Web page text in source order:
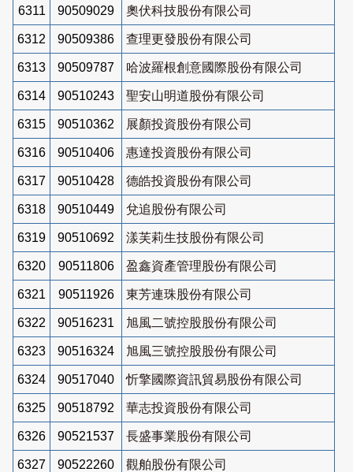
6311 90509029 奧伏科技股份有限公司
6312 90509386 查理更發股份有限公司
6313 90509787 哈波羅根創意國際股份有限公司
6314 90510243 聖安山明道股份有限公司
6315 90510362 展顏投資股份有限公司
6316 90510406 惠達投資股份有限公司
6317 90510428 德皓投資股份有限公司
6318 90510449 兌追股份有限公司
6319 90510692 漾芙莉生技股份有限公司
6320 90511806 盈鑫資產管理股份有限公司
6321 90511926 東芳連珠股份有限公司
6322 90516231 旭風二號控股股份有限公司
6323 90516324 旭風三號控股股份有限公司
6324 90517040 忻擎國際資訊貿易股份有限公司
6325 90518792 華志投資股份有限公司
6326 90521537 長盛事業股份有限公司
6327 90522260 觀舶股份有限公司